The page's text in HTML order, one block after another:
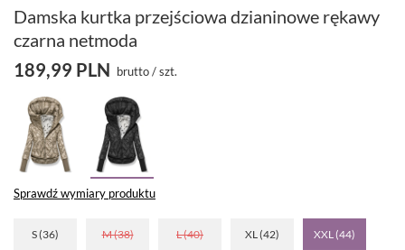
Damska kurtka przejściowa dzianinowe rękawy
czarna netmoda
189,99 PLN brutto/szt.
Sprawdź wymiary produktu
S (36) M (38) L (40) XL (42) XXL (44)